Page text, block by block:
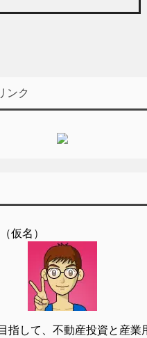
ンク
仮名）
指して、不動産投資と産業